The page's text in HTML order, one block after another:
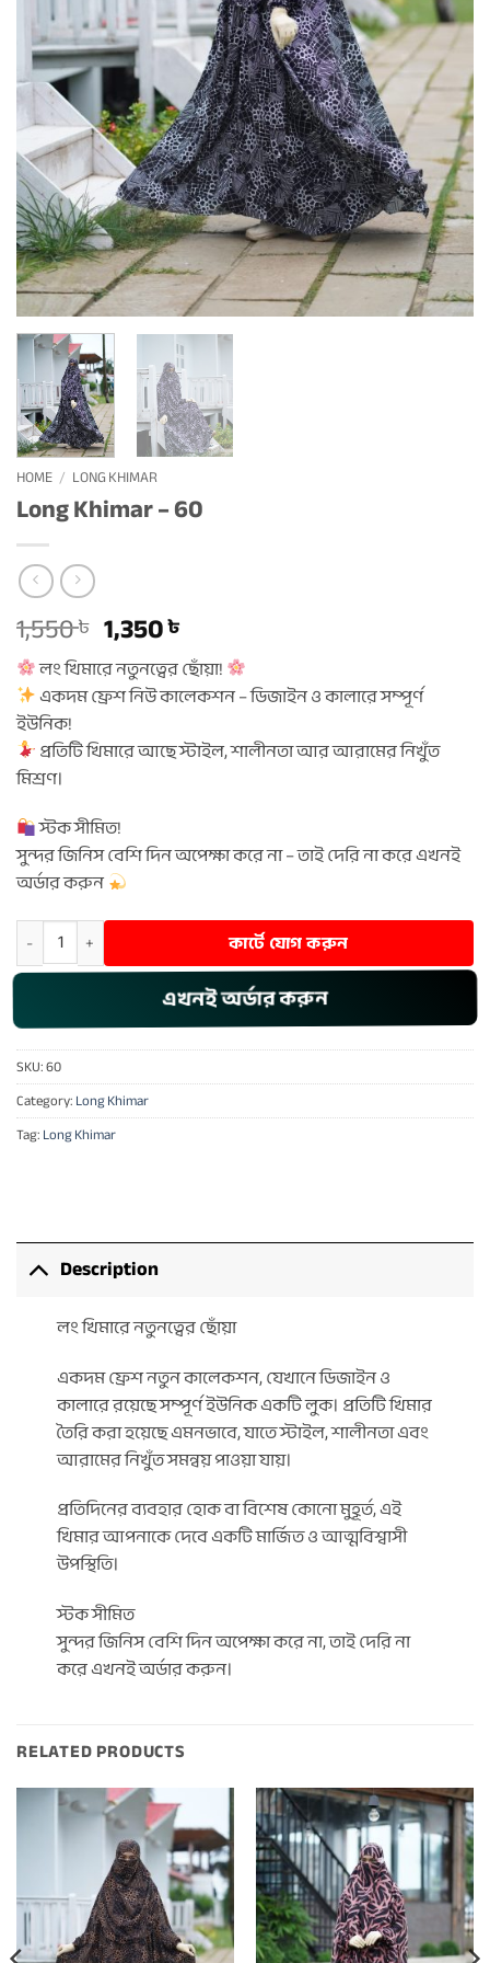
HOME / LONG KHIMAR
Long Khimar – 60
1,550৳ Original
price
was:
1,550 ৳ .
1,350৳
price
is:
1,350 ৳ .
লং খিমারে নতুনত্বের ছোঁয়া!
একদম ফ্রেশ নিউ কালেকশন – ডিজাইন ও কালারে সম্পূর্ণ
ইউনিক!
প্রতিটি খিমারে আছে স্টাইল, শালীনতা আর আরামের নিখুঁত
মিশ্রণ।
স্টক সীমিত!
সুন্দর জিনিস বেশি দিন অপেক্ষা করে না – তাই দেরি না করে এখনই
অর্ডার করুন
Long Khimar - 60 quantity কার্টে যোগ করুন
এখনই অর্ডার করুন
SKU:60
Category:Long Khimar
Tag:Long Khimar
Description
লং খিমারে নতুনত্বের ছোঁয়া
একদম ফ্রেশ নতুন কালেকশন, যেখানে ডিজাইন ও
কালারে রয়েছে সম্পূর্ণ ইউনিক একটি লুক। প্রতিটি খিমার
তৈরি করা হয়েছে এমনভাবে, যাতে স্টাইল, শালীনতা এবং
আরামের নিখুঁত সমন্বয় পাওয়া যায়।
প্রতিদিনের ব্যবহার হোক বা বিশেষ কোনো মুহূর্ত, এই
খিমার আপনাকে দেবে একটি মার্জিত ও আত্মবিশ্বাসী
উপস্থিতি।
স্টক সীমিত
সুন্দর জিনিস বেশি দিন অপেক্ষা করে না, তাই দেরি না
করে এখনই অর্ডার করুন।
RELATED PRODUCTS